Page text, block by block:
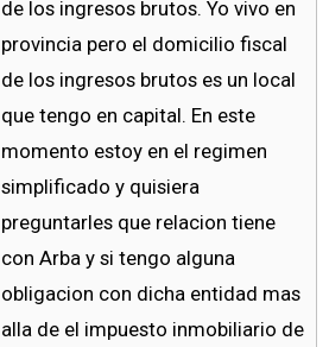
de los ingresos brutos. Yo vivo en
provincia pero el domicilio fiscal
de los ingresos brutos es un local
que tengo en capital. En este
momento estoy en el regimen
simplificado y quisiera
preguntarles que relacion tiene
con Arba y si tengo alguna
obligacion con dicha entidad mas
alla de el impuesto inmobiliario de